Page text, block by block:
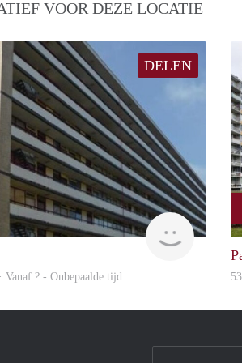
VOOR DEZE LOCATIE
DELEN
Woning
Vanaf ? - Onbepaalde tijd